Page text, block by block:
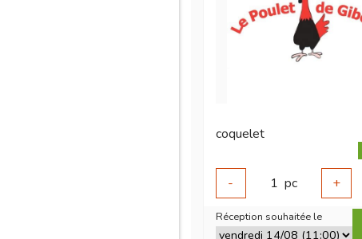
coquelet
-
1 pc +
Réception souhaitée le